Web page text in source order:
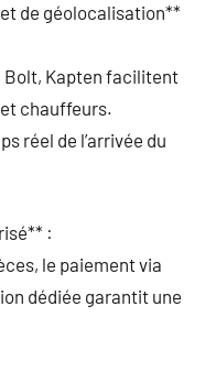
de géolocalisation**
Bolt, Kapten facilitent
chauffeurs.
réel de l’arrivée du
:
le paiement via
dédiée garantit une